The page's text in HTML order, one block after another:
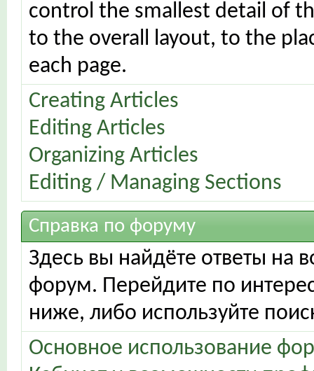
control the smallest detail of
to the overall layout, to the
each page.
Creating Articles
Editing Articles
Organizing Articles
Editing / Managing Sections
Справка по форуму
Здесь вы найдёте ответы на
форум. Перейдите по
ниже, либо используйте
Основное использование